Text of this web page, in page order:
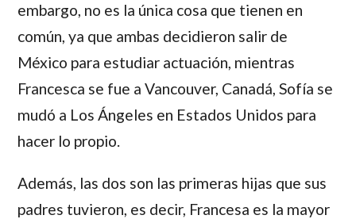
embargo, no es la única cosa que tienen en
común, ya que ambas decidieron salir de
México para estudiar actuación, mientras
Francesca se fue a Vancouver, Canadá, Sofía se
mudó a Los Ángeles en Estados Unidos para
hacer lo propio.
Además, las dos son las primeras hijas que sus
padres tuvieron, es decir, Francesa es la mayor